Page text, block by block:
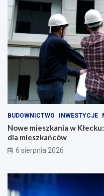
BUDOWNICTWO INWESTYCJE
Nowe mieszkania w
dla mieszkańców
6 sierpnia 2026